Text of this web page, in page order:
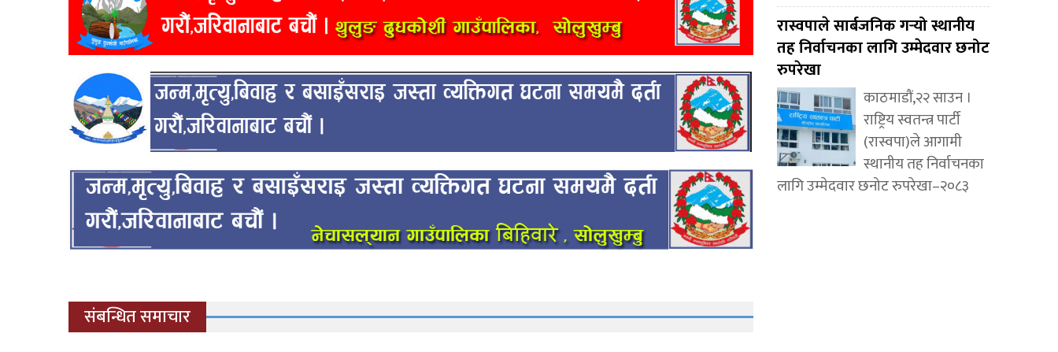
संबन्धित समाचार
रास्वपाले सार्बजनिक गर्‍यो स्थानीय
तह निर्वाचनका लागि उम्मेदवार छनोट
रुपरेखा
काठमाडौं,२२ साउन ।
राष्ट्रिय स्वतन्त्र पार्टी
(रास्वपा)ले आगामी
स्थानीय तह निर्वाचनका
लागि उम्मेदवार छनोट रुपरेखा–२०८३